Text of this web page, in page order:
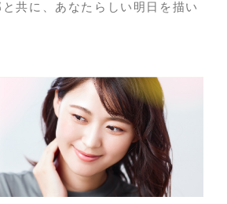
共に、あなたらしい明日を描い